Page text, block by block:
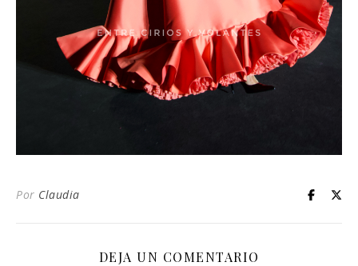
Por Claudia
DEJA UN COMENTARIO